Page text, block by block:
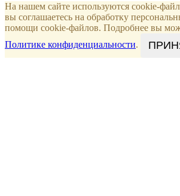
На нашем сайте используются cookie-
вы соглашаетесь на обработку
помощи cookie-файлов. Подробнее вы
Политике конфиденциальности.